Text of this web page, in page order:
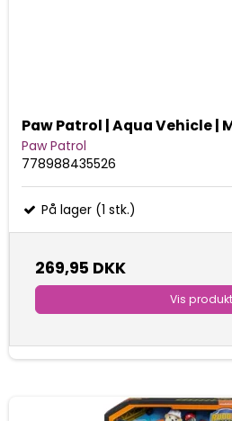
Paw Patrol | Aqua Vehicle |
Paw Patrol
778988435526
På lager (1 stk.)
269,95 DKK
Vis produkt